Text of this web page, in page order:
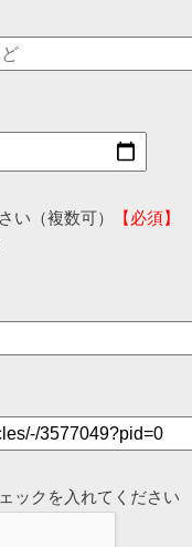
い（複数可）
【必須】
ックを入れてください